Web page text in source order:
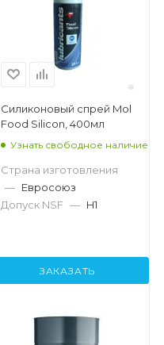
Силиконовый спрей Mol
Food Silicon, 400мл
Узнать свободное наличие
Страна изготовления
— Евросоюз
Допуск NSF — H1
ЗАКАЗАТЬ